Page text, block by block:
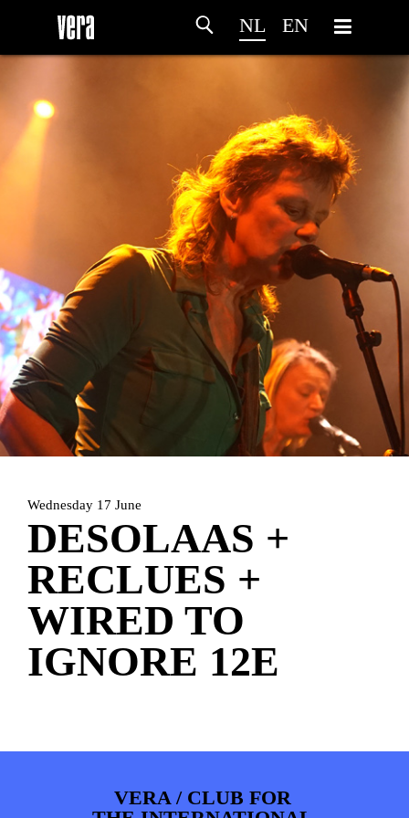
NL EN
PROGRAMMA
INFO WEBSHOP MIJN TICKETS
Wednesday 17 June
DESOLAAS +
RECLUES +
WIRED TO
IGNORE 12E
VERA / CLUB FOR